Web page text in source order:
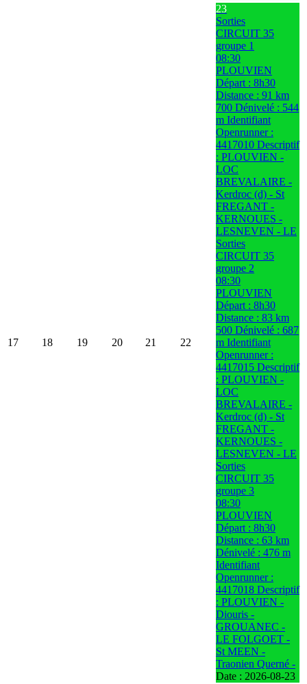
17 18 19 20 21 22
23
Sorties
CIRCUIT 35
groupe 1
08:30
PLOUVIEN
Départ : 8h30
Distance : 91 km
700 Dénivelé : 544
m Identifiant
Openrunner :
4417010 Descriptif
: PLOUVIEN -
LOC
BREVALAIRE -
Kerdroc (d) - St
FREGANT -
KERNOUES -
LESNEVEN - LE
Sorties
CIRCUIT 35
groupe 2
08:30
PLOUVIEN
Départ : 8h30
Distance : 83 km
500 Dénivelé : 687
m Identifiant
Openrunner :
4417015 Descriptif
: PLOUVIEN -
LOC
BREVALAIRE -
Kerdroc (d) - St
FREGANT -
KERNOUES -
LESNEVEN - LE
Sorties
CIRCUIT 35
groupe 3
08:30
PLOUVIEN
Départ : 8h30
Distance : 63 km
Dénivelé : 476 m
Identifiant
Openrunner :
4417018 Descriptif
: PLOUVIEN -
Diouris -
GROUANEC -
LE FOLGOET -
St MEEN -
Traonien Querné -
Date : 2026-08-23